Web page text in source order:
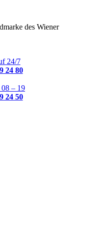
des Wiener
24/7
24 80
– 19
24 50